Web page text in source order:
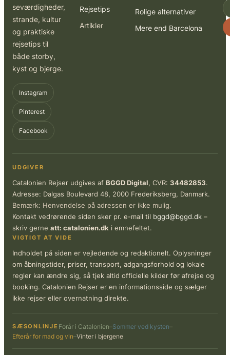
seværdigheder,
strande, kultur
og praktiske
rejsetips til
både storby,
kyst og bjerge.
Instagram
Pinterest
Facebook
Rejsetips
Artikler
Rolige alternativer
Mere end Barcelona
UDGIVER
Catalonien Rejser udgives af BGGD Digital, CVR: 34482853.
Adresse: Dalgas Boulevard 48, 2000 Frederiksberg, Danmark.
Bemærk: Henvendelse på adressen er ikke mulig.
Kontakt vedrørende siden sker pr. e-mail til bggd@bggd.dk –
skriv gerne att: catalonien.dk i emnefeltet.
VIGTIGT AT VIDE
Indholdet på siden er vejledende og redaktionelt. Oplysninger
om åbningstider, priser, transport, adgangsforhold og lokale
regler kan ændre sig, så tjek altid officielle kilder før afrejse og
booking. Catalonien Rejser er en informationsside og sælger
ikke rejser eller overnatning direkte.
SÆSONLINJE Forår i Catalonien–Sommer ved kysten–
Efterår for mad og vin–Vinter i bjergene